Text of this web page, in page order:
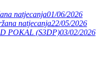
natjecanja01/06/2026
natjecanja22/05/2026
POKAL (S3DP)03/02/2026